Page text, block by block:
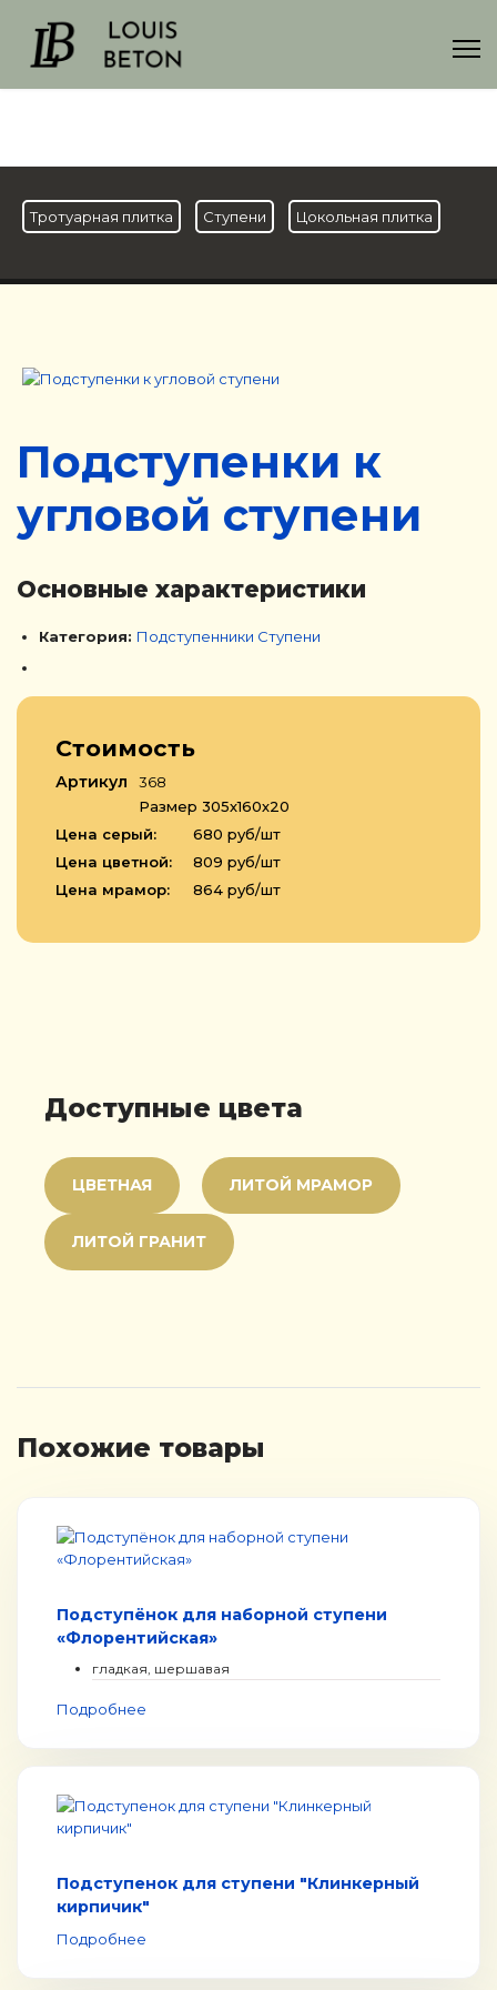
Тротуарная плитка Ступени Цокольная плитка
Подступенки к
угловой ступени
Основные характеристики
Категория: Подступенники Ступени
Стоимость
Артикул
368
Размер 305х160х20
Цена серый:
680 руб/шт
Цена цветной:
809 руб/шт
Цена мрамор:
864 руб/шт
Доступные цвета
ЦВЕТНАЯ ЛИТОЙ МРАМОР
ЛИТОЙ ГРАНИТ
Похожие товары
Подступёнок для наборной ступени
«Флорентийская»
гладкая, шершавая
Подробнее
Подступенок для ступени "Клинкерный
кирпичик"
Подробнее